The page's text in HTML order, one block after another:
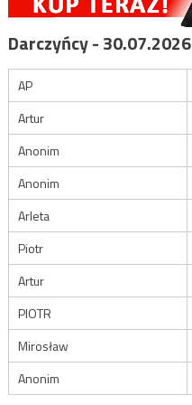
Darczyńcy - 30.07.2026
AP
Artur
Anonim
Anonim
Arleta
Piotr
Artur
PIOTR
Mirosław
Anonim